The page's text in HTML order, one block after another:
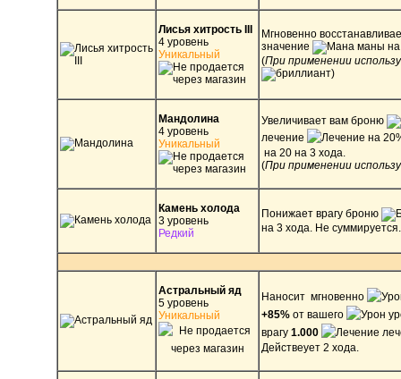
Лисья хитрость III
4 уровень
Уникальный
Мгновенно
значение
маны на
(При применении
)
Мандолина
4 уровень
Уникальный
Увеличивает вам броню
лечение
на
на 20 на 3 хода.
(При применении
Камень холода
3 уровень
Редкий
Понижает врагу броню
на 3 хода. Не суммируется.
Астральный яд
5 уровень
Уникальный
Наносит мгновенно
+85% от вашего
врагу 1.000
Действеует 2 хода.